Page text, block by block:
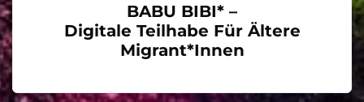
BABU BIBI* –
Digitale Teilhabe Für Ältere
Migrant*innen